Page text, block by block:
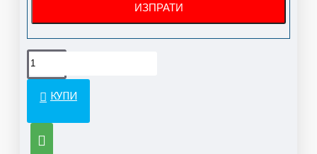
КУПИ